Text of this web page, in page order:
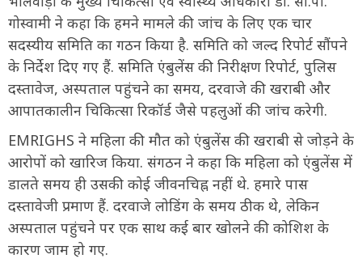
गोस्वामी ने कहा कि हमने मामले की जांच के लिए एक चार
सदस्यीय समिति का गठन किया है. समिति को जल्द रिपोर्ट सौंपने
के निर्देश दिए गए हैं. समिति एंबुलेंस की निरीक्षण रिपोर्ट, पुलिस
दस्तावेज, अस्पताल पहुंचने का समय, दरवाजे की खराबी और
आपातकालीन चिकित्सा रिकॉर्ड जैसे पहलुओं की जांच करेगी.
EMRIGHS ने महिला की मौत को एंबुलेंस की खराबी से जोड़ने के
आरोपों को खारिज किया. संगठन ने कहा कि महिला को एंबुलेंस में
डालते समय ही उसकी कोई जीवनचिह्न नहीं थे. हमारे पास
दस्तावेजी प्रमाण हैं. दरवाजे लोडिंग के समय ठीक थे, लेकिन
अस्पताल पहुंचने पर एक साथ कई बार खोलने की कोशिश के
कारण जाम हो गए.